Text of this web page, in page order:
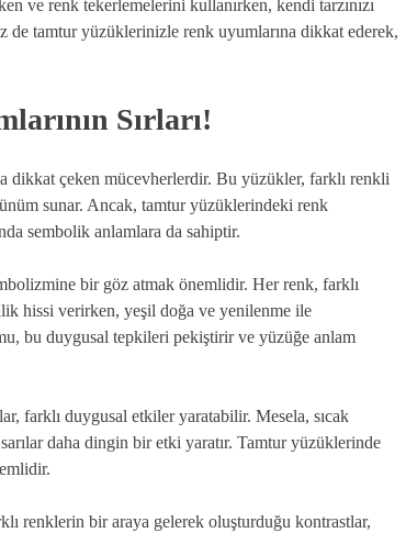
ve renk tekerlemelerini kullanırken, kendi tarzınızı
de tamtur yüzüklerinizle renk uyumlarına dikkat ederek,
Sırları!
dikkat çeken mücevherlerdir. Bu yüzükler, farklı renkli
sunar. Ancak, tamtur yüzüklerindeki renk
sembolik anlamlara da sahiptir.
bir göz atmak önemlidir. Her renk, farklı
hissi verirken, yeşil doğa ve yenilenme ile
bu duygusal tepkileri pekiştirir ve yüzüğe anlam
farklı duygusal etkiler yaratabilir. Mesela, sıcak
daha dingin bir etki yaratır. Tamtur yüzüklerinde
renklerin bir araya gelerek oluşturduğu kontrastlar,